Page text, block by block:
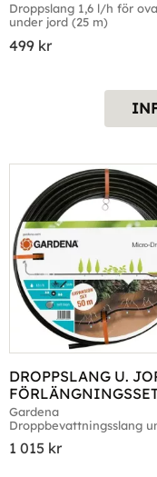
Droppslang 1,6 l/h för
under jord (25 m)
499 kr
DROPPSLANG U.
Gardena
Droppbevattningsslang
1 015 kr